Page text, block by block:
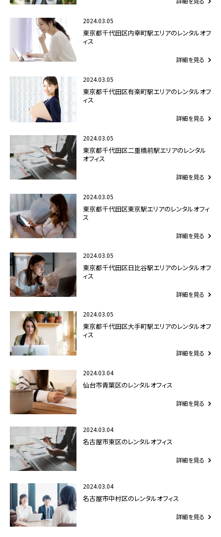
2024.03.05
東京都千代田区内幸町駅エリアのレンタルオフ
ィス
詳細を見る
2024.03.05
東京都千代田区有楽町駅エリアのレンタルオフ
ィス
詳細を見る
2024.03.05
東京都千代田区二重橋前駅エリアのレンタル
オフィス
詳細を見る
2024.03.05
東京都千代田区東京駅エリアのレンタルオフィ
ス
詳細を見る
2024.03.05
東京都千代田区日比谷駅エリアのレンタルオフ
ィス
詳細を見る
2024.03.05
東京都千代田区大手町駅エリアのレンタルオフ
ィス
詳細を見る
2024.03.04
仙台市青葉区のレンタルオフィス
詳細を見る
2024.03.04
名古屋市東区のレンタルオフィス
詳細を見る
2024.03.04
名古屋市中村区のレンタルオフィス
詳細を見る